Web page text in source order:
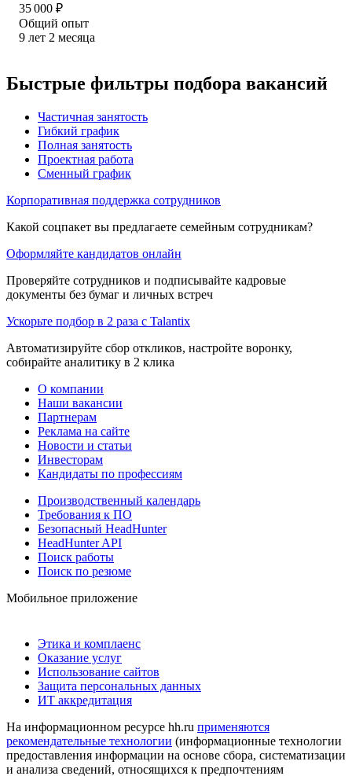
35 000 ₽
Общий опыт
9 лет 2 месяца
Быстрые фильтры подбора вакансий
Частичная занятость
Гибкий график
Полная занятость
Проектная работа
Сменный график
Корпоративная поддержка сотрудников
Какой соцпакет вы предлагаете семейным сотрудникам?
Оформляйте кандидатов онлайн
Проверяйте сотрудников и подписывайте кадровые
документы без бумаг и личных встреч
Ускорьте подбор в 2 раза с Talantix
Автоматизируйте сбор откликов, настройте воронку,
собирайте аналитику в 2 клика
О компании
Наши вакансии
Партнерам
Реклама на сайте
Новости и статьи
Инвесторам
Кандидаты по профессиям
Производственный календарь
Требования к ПО
Безопасный HeadHunter
HeadHunter API
Поиск работы
Поиск по резюме
Мобильное приложение
Этика и комплаенс
Оказание услуг
Использование сайтов
Защита персональных данных
ИТ аккредитация
На информационном ресурсе hh.ru применяются
рекомендательные технологии (информационные технологии
предоставления информации на основе сбора, систематизации
и анализа сведений, относящихся к предпочтениям